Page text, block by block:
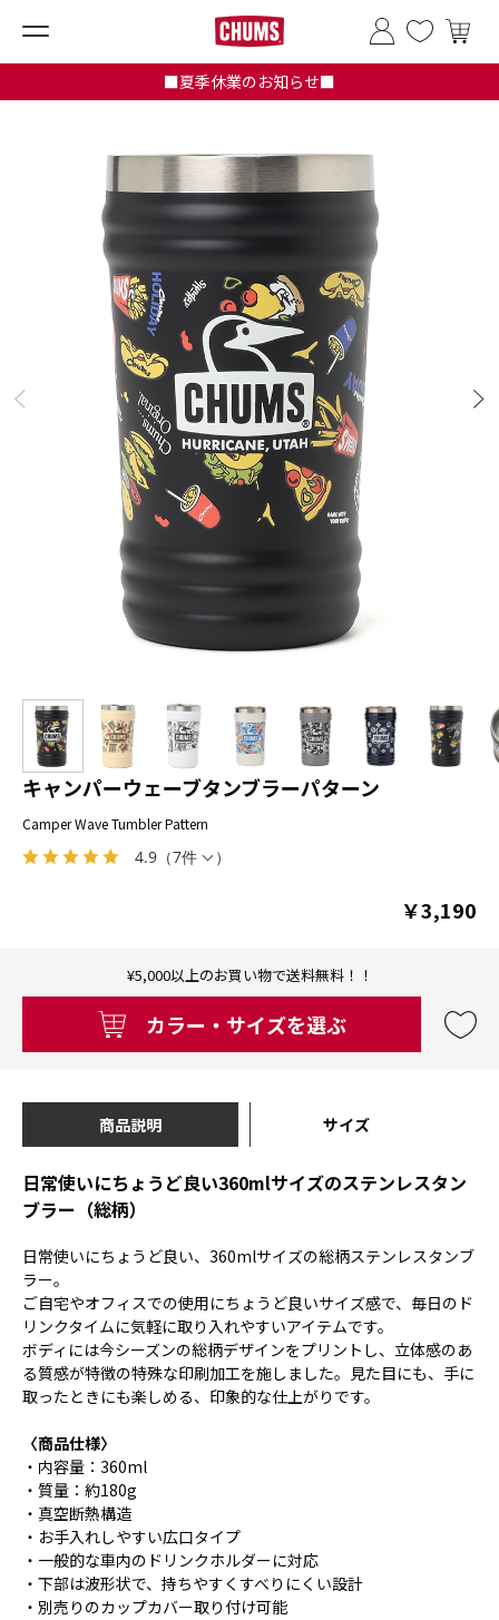
■夏季休業のお知らせ■
4.9 （7件 ）
キャンパーウェーブタンブラーパターン
Camper Wave Tumbler Pattern
￥3,190
¥5,000以上のお買い物で送料無料！！
カラー・サイズを選ぶ
商品説明 サイズ
日常使いにちょうど良い360mlサイズのステンレスタン
ブラー（総柄）
日常使いにちょうど良い、360mlサイズの総柄ステンレスタンブ
ラー。
ご自宅やオフィスでの使用にちょうど良いサイズ感で、毎日のド
リンクタイムに気軽に取り入れやすいアイテムです。
ボディには今シーズンの総柄デザインをプリントし、立体感のあ
る質感が特徴の特殊な印刷加工を施しました。見た目にも、手に
取ったときにも楽しめる、印象的な仕上がりです。
〈商品仕様〉
・内容量：360ml
・質量：約180g
・真空断熱構造
・お手入れしやすい広口タイプ
・一般的な車内のドリンクホルダーに対応
・下部は波形状で、持ちやすくすべりにくい設計
・別売りのカップカバー取り付け可能